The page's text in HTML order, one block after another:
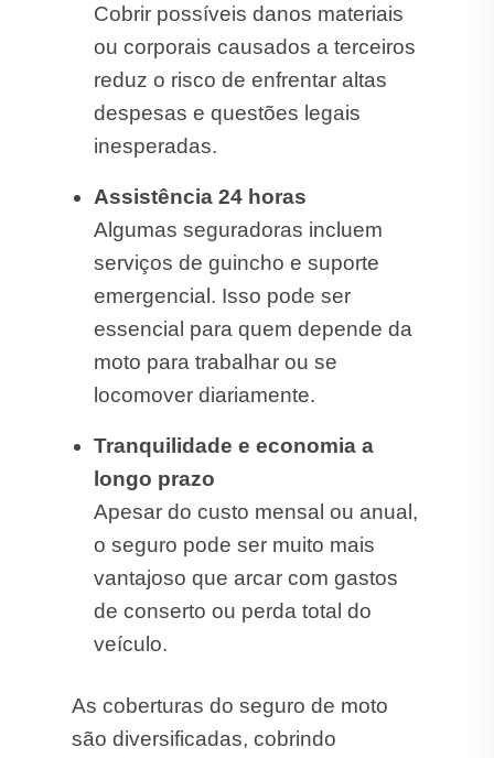
Cobrir possíveis danos materiais
ou corporais causados a terceiros
reduz o risco de enfrentar altas
despesas e questões legais
inesperadas.
Assistência 24 horas
Algumas seguradoras incluem
serviços de guincho e suporte
emergencial. Isso pode ser
essencial para quem depende da
moto para trabalhar ou se
locomover diariamente.
Tranquilidade e economia a
longo prazo
Apesar do custo mensal ou anual,
o seguro pode ser muito mais
vantajoso que arcar com gastos
de conserto ou perda total do
veículo.
As coberturas do seguro de moto
são diversificadas, cobrindo